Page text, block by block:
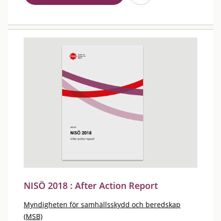
NISÖ 2018 : After Action Report
Myndigheten för samhällsskydd och beredskap
(MSB)